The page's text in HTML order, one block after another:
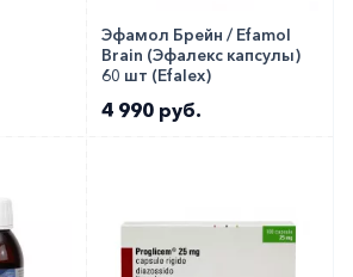
Эфамол Брейн / Efamol
Brain (Эфалекс капсулы)
60 шт (Efalex)
4 990 руб.